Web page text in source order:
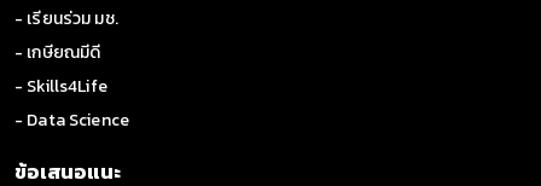
- เรียนร่วม มช.
- เกษียณมีดี
- Skills4Life
- Data Science
ข้อเสนอแนะ